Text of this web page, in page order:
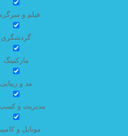
فیلم و
گردشگری
مارکتینگ
مد و زیبایی
مدیریت و
موبایل و